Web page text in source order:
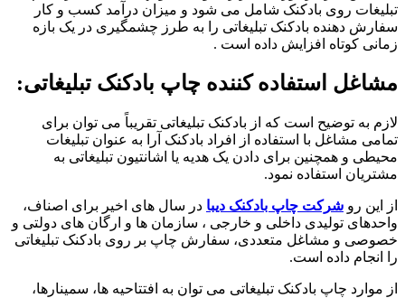
تبلیغات روی بادکنک شامل می شود و میزان درآمد کسب و کار
سفارش دهنده بادکنک تبلیغاتی را به طرز چشمگیری در یک بازه
زمانی کوتاه افزایش داده است .
مشاغل استفاده کننده چاپ بادکنک تبلیغاتی:
لازم به توضیح است که از بادکنک تبلیغاتی تقریباً می توان برای
تمامی مشاغل با استفاده از افراد بادکنک آرا به عنوان تبلیغات
محیطی و همچنین برای دادن یک هدیه یا اشانتیون تبلیغاتی به
مشتریان استفاده نمود.
از این رو شرکت چاپ بادکنک دیبا در سال های اخیر برای اصناف،
واحدهای تولیدی داخلی و خارجی ، سازمان ها و ارگان های دولتی و
خصوصی و مشاغل متعددی، سفارش چاپ بر روی بادکنک تبلیغاتی
را انجام داده است.
از موارد چاپ بادکنک تبلیغاتی می توان به افتتاحیه ها، سمینارها،